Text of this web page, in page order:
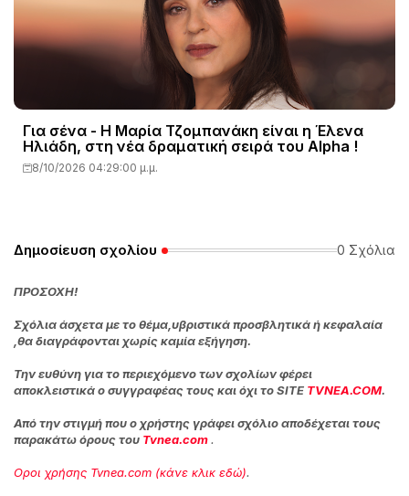
Για σένα - Η Μαρία Τζομπανάκη είναι η Έλενα
Ηλιάδη, στη νέα δραματική σειρά του Alpha !
8/10/2026 04:29:00 μ.μ.
Δημοσίευση σχολίου 0 Σχόλια
ΠΡΟΣΟΧΗ!
Σχόλια άσχετα με το θέμα,υβριστικά προσβλητικά ή κεφαλαία
,θα διαγράφονται χωρίς καμία εξήγηση.
Την ευθύνη για το περιεχόμενο των σχολίων φέρει
αποκλειστικά ο συγγραφέας τους και όχι το SITE TVNEA.COM.
Από την στιγμή που ο χρήστης γράφει σχόλιο αποδέχεται τους
παρακάτω όρους του Tvnea.com.
Οροι χρήσης Tvnea.com (κάνε κλικ εδώ).